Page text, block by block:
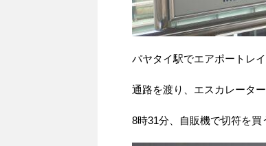
パヤタイ駅でエアポートレ
通路を渡り、エスカレータ
8時31分、自販機で切符を買